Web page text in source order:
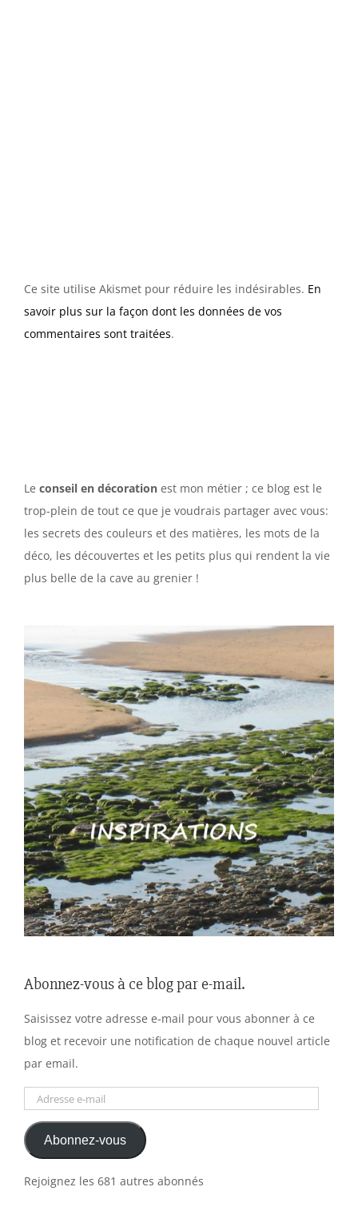
Ce site utilise Akismet pour réduire les indésirables. En
savoir plus sur la façon dont les données de vos
commentaires sont traitées.
Le conseil en décoration est mon métier ; ce blog est le
trop-plein de tout ce que je voudrais partager avec vous:
les secrets des couleurs et des matières, les mots de la
déco, les découvertes et les petits plus qui rendent la vie
plus belle de la cave au grenier !
Abonnez-vous à ce blog par e-mail.
Saisissez votre adresse e-mail pour vous abonner à ce
blog et recevoir une notification de chaque nouvel article
par email.
Adresse
mailAbonnez-vous
Rejoignez les 681 autres abonnés